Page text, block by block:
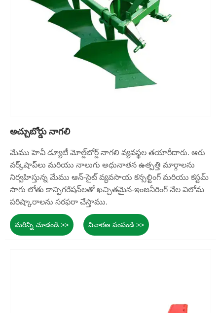
అచ్చుబోర్డు నాగలి
మేము హెవీ డ్యూటీ మోల్డ్‌బోర్డ్ నాగలి వ్యవస్థల తయారీదారు. ఆరు
వర్క్‌షాప్‌లు మరియు నాలుగు అధునాతన ఉత్పత్తి మార్గాలను
నిర్వహిస్తున్న మేము ఆన్-సైట్ వ్యవసాయ కన్సల్టింగ్ మరియు కస్టమ్
సాగు లోతు కాన్ఫిగరేషన్‌లతో ఖచ్చితమైన-ఇంజనీరింగ్ నేల విలోమ
పరిష్కారాలను సరఫరా చేస్తాము.
మరిన్ని చూడండి >> విచారణ పంపండి >>